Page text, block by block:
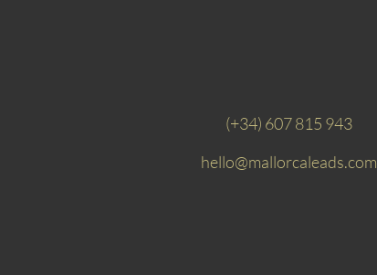
(+34) 607 815 943
hello@mallorcaleads.com